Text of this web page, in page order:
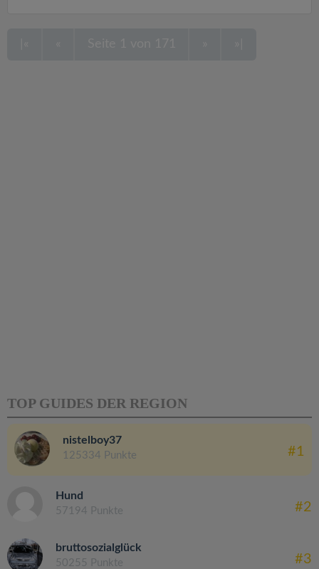
TOP GUIDES DER REGION
nistelboy37
125334 Punkte #1
Hund
57194 Punkte #2
bruttosozialglück
50255 Punkte #3